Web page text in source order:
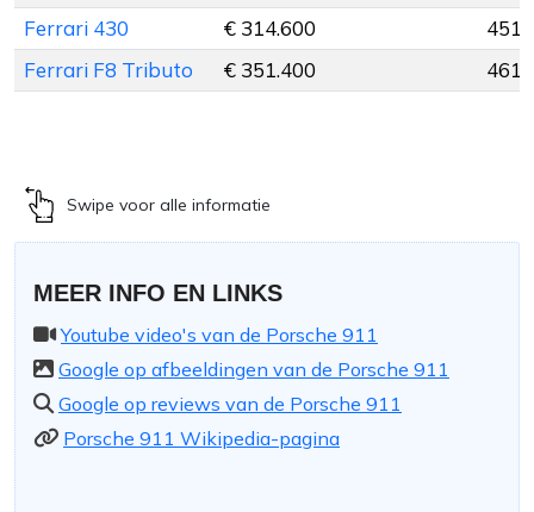
Ferrari 430
€ 314.600
451
Ferrari F8 Tributo
€ 351.400 461
Swipe voor alle informatie
MEER INFO EN LINKS
Youtube video's van de Porsche 911
Google op afbeeldingen van de Porsche 911
Google op reviews van de Porsche 911
Porsche 911 Wikipedia-pagina